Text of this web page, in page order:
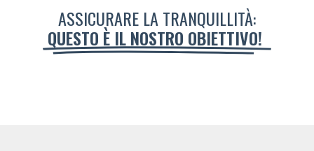
ASSICURARE LA TRANQUILLITÀ:
QUESTO È IL NOSTRO OBIETTIVO!